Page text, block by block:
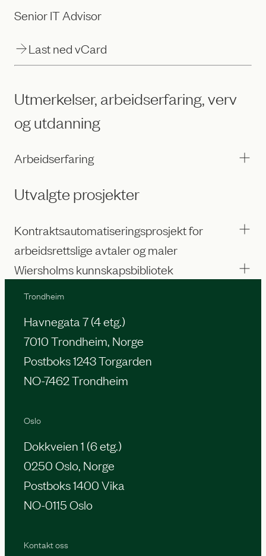
Senior IT Advisor
Last ned vCard
Utmerkelser, arbeidserfaring, verv
og utdanning
Arbeidserfaring
Utvalgte prosjekter
Kontraktsautomatiseringsprosjekt for
arbeidsrettslige avtaler og maler
Wiersholms kunnskapsbibliotek
Kontakt oss
Oslo
Dokkveien 1 (6 etg.)
0250 Oslo, Norge
Postboks 1400 Vika
NO-0115 Oslo
Trondheim
Havnegata 7 (4 etg.)
7010 Trondheim, Norge
Postboks 1243 Torgarden
NO-7462 Trondheim